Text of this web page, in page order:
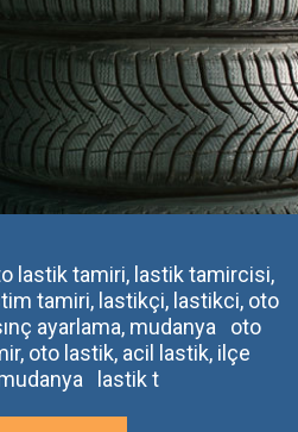
lastik tamiri, lastik tamircisi,
tamiri, lastikçi, lastikci, oto
ayarlama, mudanya oto
oto lastik, acil lastik, ilçe
lastik t